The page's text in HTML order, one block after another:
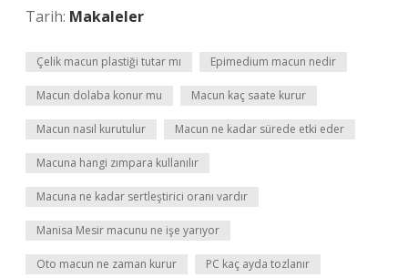
Tarih: Makaleler
Çelik macun plastiği tutar mı Epimedium macun nedir
Macun dolaba konur mu Macun kaç saate kurur
Macun nasıl kurutulur Macun ne kadar sürede etki eder
Macuna hangi zımpara kullanılır
Macuna ne kadar sertleştirici oranı vardır
Manisa Mesir macunu ne işe yarıyor
Oto macun ne zaman kurur PC kaç ayda tozlanır